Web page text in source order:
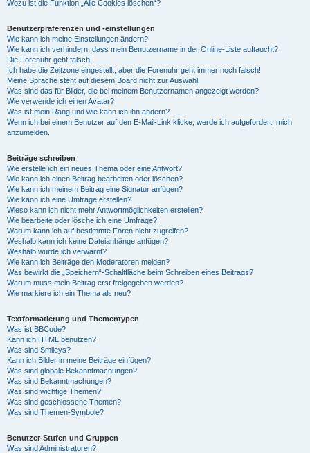
Wozu ist die Funktion „Alle Cookies löschen“?
Benutzerpräferenzen und -einstellungen
Wie kann ich meine Einstellungen ändern?
Wie kann ich verhindern, dass mein Benutzername in der Online-Liste auftaucht?
Die Forenuhr geht falsch!
Ich habe die Zeitzone eingestellt, aber die Forenuhr geht immer noch falsch!
Meine Sprache steht auf diesem Board nicht zur Auswahl!
Was sind das für Bilder, die bei meinem Benutzernamen angezeigt werden?
Wie verwende ich einen Avatar?
Was ist mein Rang und wie kann ich ihn ändern?
Wenn ich bei einem Benutzer auf den E-Mail-Link klicke, werde ich aufgefordert, mich
anzumelden.
Beiträge schreiben
Wie erstelle ich ein neues Thema oder eine Antwort?
Wie kann ich einen Beitrag bearbeiten oder löschen?
Wie kann ich meinem Beitrag eine Signatur anfügen?
Wie kann ich eine Umfrage erstellen?
Wieso kann ich nicht mehr Antwortmöglichkeiten erstellen?
Wie bearbeite oder lösche ich eine Umfrage?
Warum kann ich auf bestimmte Foren nicht zugreifen?
Weshalb kann ich keine Dateianhänge anfügen?
Weshalb wurde ich verwarnt?
Wie kann ich Beiträge den Moderatoren melden?
Was bewirkt die „Speichern“-Schaltfläche beim Schreiben eines Beitrags?
Warum muss mein Beitrag erst freigegeben werden?
Wie markiere ich ein Thema als neu?
Textformatierung und Thementypen
Was ist BBCode?
Kann ich HTML benutzen?
Was sind Smileys?
Kann ich Bilder in meine Beiträge einfügen?
Was sind globale Bekanntmachungen?
Was sind Bekanntmachungen?
Was sind wichtige Themen?
Was sind geschlossene Themen?
Was sind Themen-Symbole?
Benutzer-Stufen und Gruppen
Was sind Administratoren?